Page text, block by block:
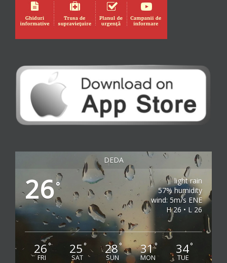
DEDA
26°
light rain
57% humidity
wind: 5m/s ENE
H 26 • L 26
26°
FRI
25°
SAT
28°
SUN
31°
MON
34°
TUE